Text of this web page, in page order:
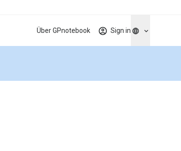
Über GPnotebook Sign in